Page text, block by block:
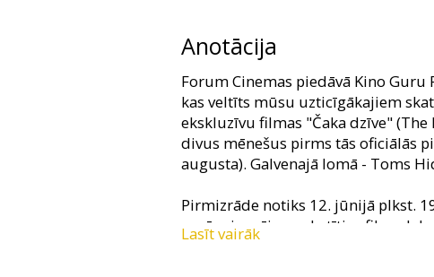
Anotācija
Forum Cinemas piedāvā Kino
kas veltīts mūsu uzticīgākajiem
ekskluzīvu filmas "Čaka dzīve"
divus mēnešus pirms tās oficiālās
augusta). Galvenajā lomā - Toms
Pirmizrāde notiks 12. jūnijā plkst.
garām iespēju noskatīties filmu
kinoteātros.
Lasīt vairāk